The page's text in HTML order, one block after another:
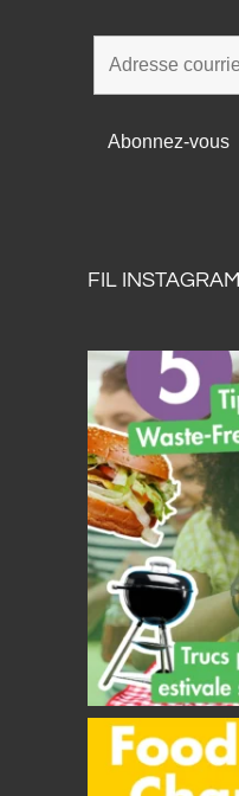
FIL INSTAGRAM